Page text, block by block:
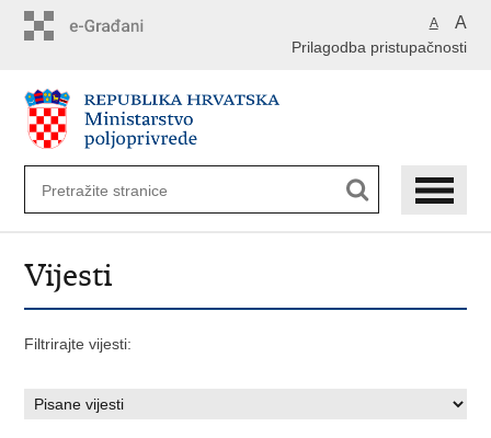
A A
Prilagodba pristupačnosti
Vijesti
Filtrirajte vijesti: